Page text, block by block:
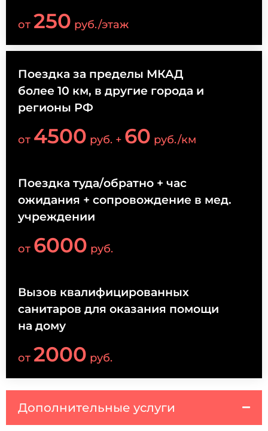
от 250 руб./этаж
Поездка за пределы МКАД
более 10 км, в другие города и
регионы РФ
от 4500 руб. + 60 руб./км
Поездка туда/обратно + час
ожидания + сопровождение в мед.
учреждении
от 6000 руб.
Вызов квалифицированных
санитаров для оказания помощи
на дому
от 2000 руб.
Дополнительные услуги